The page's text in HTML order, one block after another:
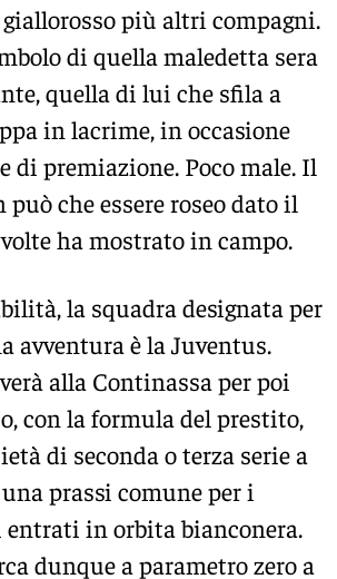
più altri compagni.
di quella maledetta sera
quella di lui che sfila a
in lacrime, in occasione
di premiazione. Poco male. Il
che essere roseo dato il
ha mostrato in campo.
la squadra designata per
avventura è la Juventus.
alla Continassa per poi
con la formula del prestito,
di seconda o terza serie a
prassi comune per i
in orbita bianconera.
dunque a parametro zero a